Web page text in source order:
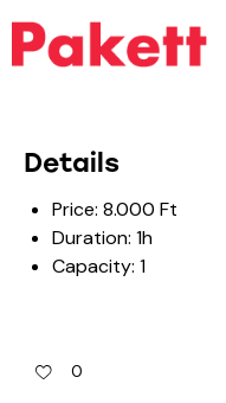
Details
Price: 8.000 Ft
Duration: 1h
Capacity: 1
0